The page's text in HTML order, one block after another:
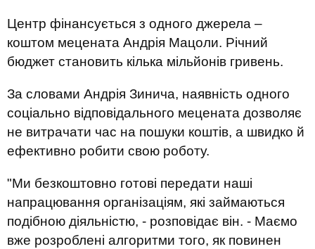
Центр фінансується з одного джерела –
коштом мецената Андрія Мацоли. Річний
бюджет становить кілька мільйонів гривень.
За словами Андрія Зинича, наявність одного
соціально відповідального мецената дозволяє
не витрачати час на пошуки коштів, а швидко й
ефективно робити свою роботу.
"Ми безкоштовно готові передати наші
напрацювання організаціям, які займаються
подібною діяльністю, - розповідає він. - Маємо
вже розроблені алгоритми того, як повинен